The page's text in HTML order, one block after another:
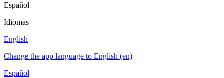
Español
Idiomas
English
Change the app language to English (en)
Español